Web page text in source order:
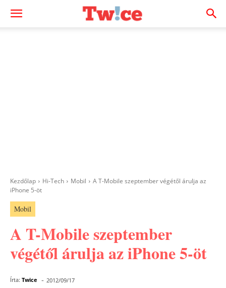
Kezdőlap Hi-Tech Mobil
A T-Mobile szeptember végétől árulja az
iPhone 5-öt
Mobil
A T-Mobile szeptember
végétől árulja az iPhone 5-öt
Írta: Twice - 2012/09/17